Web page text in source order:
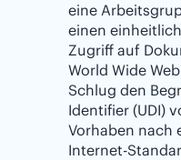
eine
einen
Zugriff auf
World Wide
Schlug den
Identifier (UDI)
Vorhaben nach
Internet-